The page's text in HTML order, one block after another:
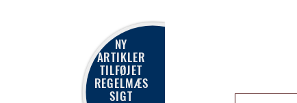
NY
ARTIKLER
TILFØJET
REGELMÆS
SIGT